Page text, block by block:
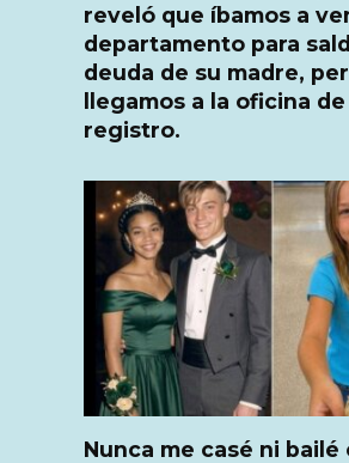
reveló que íbamos a
departamento para
deuda de su madre,
llegamos a la oficina de
registro.
Nunca me casé ni